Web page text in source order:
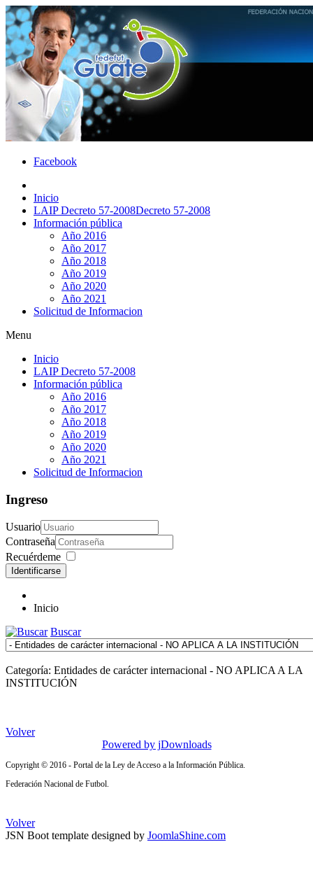
Facebook
Inicio
LAIP Decreto 57-2008Decreto 57-2008
Información pública
Año 2016
Año 2017
Año 2018
Año 2019
Año 2020
Año 2021
Solicitud de Informacion
Menu
Inicio
LAIP Decreto 57-2008
Información pública
Año 2016
Año 2017
Año 2018
Año 2019
Año 2020
Año 2021
Solicitud de Informacion
Ingreso
Usuario
Contraseña
Recuérdeme
Identificarse
Inicio
Buscar
Categoría: Entidades de carácter internacional - NO APLICA A LA
INSTITUCIÓN
Volver
Powered by jDownloads
Copyright © 2016 - Portal de la Ley de Acceso a la Información Pública.
Federación Nacional de Futbol.
Volver
JSN Boot template designed by JoomlaShine.com